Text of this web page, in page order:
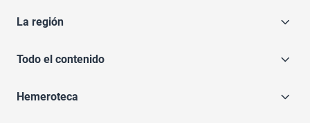
La región
Todo el contenido
Hemeroteca